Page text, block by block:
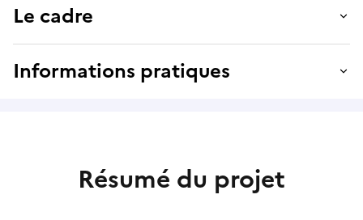
Le cadre
Informations pratiques
Résumé du projet